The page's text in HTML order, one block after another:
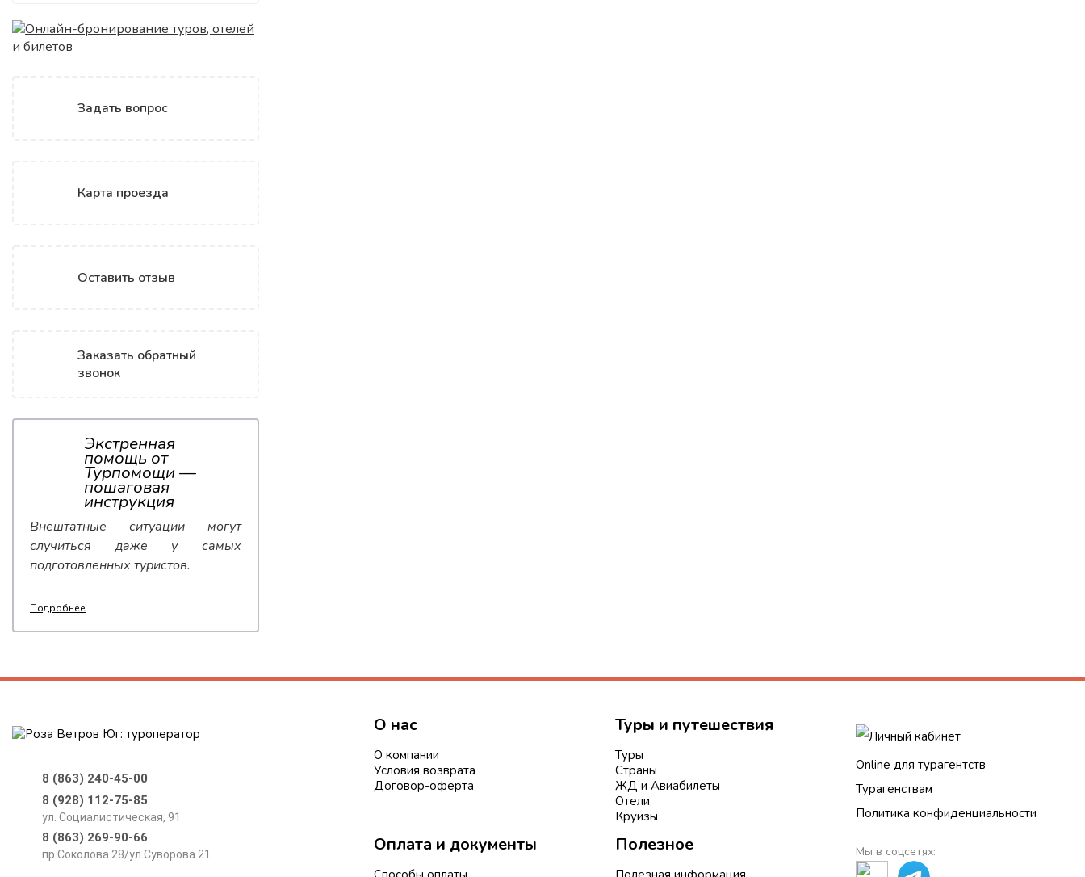
Задать вопрос
Карта проезда
Оставить отзыв
Заказать обратный
звонок
Экстренная
помощь от
Турпомощи —
пошаговая
инструкция
Внештатные ситуации могут
случиться даже у самых
подготовленных туристов.
Подробнее
8 (863) 240-45-00
8 (928) 112-75-85
ул. Социалистическая, 91
8 (863) 269-90-66
пр.Соколова 28/ул.Суворова 21
О нас
О компании
Условия возврата
Договор-оферта
Туры и путешествия
Туры
Страны
ЖД и Авиабилеты
Отели
Круизы
Личный кабинет
Online для турагентств
Турагенствам
Политика конфиденциальности
Оплата и документы Полезное Мы в соцсетях: